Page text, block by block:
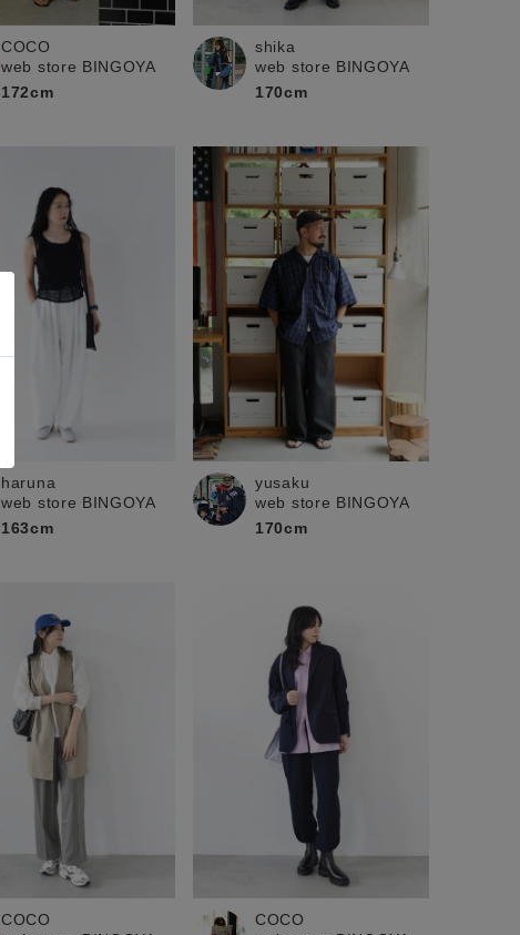
COCO
web store BINGOYA
172cm
shika
web store BINGOYA
170cm
haruna
web store BINGOYA
163cm
yusaku
web store BINGOYA
170cm
COCO
COCO